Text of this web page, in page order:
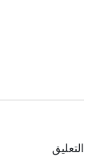
التعليق